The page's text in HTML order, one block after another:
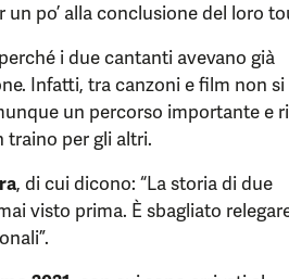
po’ alla conclusione del loro
i due cantanti avevano già
Infatti, tra canzoni e film non si
un percorso importante e
traino per gli altri.
, di cui dicono: “La storia di due
visto prima. È sbagliato